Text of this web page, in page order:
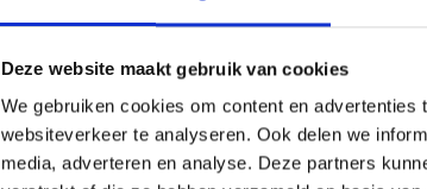
Deze website maakt gebruik van cookies
We gebruiken cookies om content en
websiteverkeer te analyseren. Ook delen we
media, adverteren en analyse. Deze partners